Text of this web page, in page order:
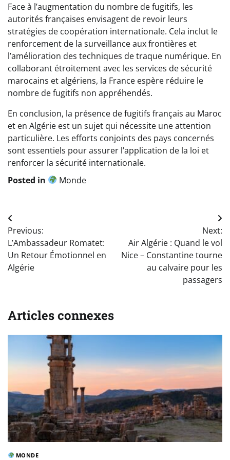
Face à l’augmentation du nombre de fugitifs, les
autorités françaises envisagent de revoir leurs
stratégies de coopération internationale. Cela inclut le
renforcement de la surveillance aux frontières et
l’amélioration des techniques de traque numérique. En
collaborant étroitement avec les services de sécurité
marocains et algériens, la France espère réduire le
nombre de fugitifs non appréhendés.
En conclusion, la présence de fugitifs français au Maroc
et en Algérie est un sujet qui nécessite une attention
particulière. Les efforts conjoints des pays concernés
sont essentiels pour assurer l’application de la loi et
renforcer la sécurité internationale.
Posted in
Monde
Navigation
de
l’article
Previous:
L’Ambassadeur Romatet:
Un Retour Émotionnel en
Algérie
Next:
Air Algérie : Quand le vol
Nice – Constantine tourne
au calvaire pour les
passagers
Articles connexes
MONDE